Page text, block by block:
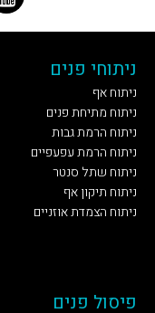
ניתוחי פנים
ניתוח אף
ניתוח מתיחת פנים
ניתוח הרמת גבות
ניתוח הרמת עפעפיים
ניתוח שתל סנטר
ניתוח תיקון אף
ניתוח הצמדת אוזניים
פיסול פנים